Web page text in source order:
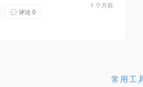
1 个月前
评论 0
常用工